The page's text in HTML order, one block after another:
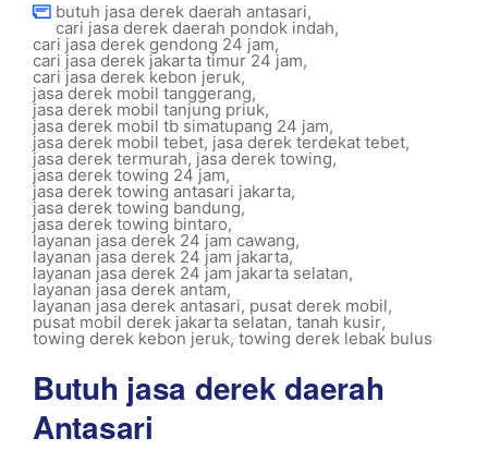
butuh jasa derek daerah antasari,
cari jasa derek daerah pondok indah,
cari jasa derek gendong 24 jam,
cari jasa derek jakarta timur 24 jam,
cari jasa derek kebon jeruk,
jasa derek mobil tanggerang,
jasa derek mobil tanjung priuk,
jasa derek mobil tb simatupang 24 jam,
jasa derek mobil tebet, jasa derek terdekat tebet,
jasa derek termurah, jasa derek towing,
jasa derek towing 24 jam,
jasa derek towing antasari jakarta,
jasa derek towing bandung,
jasa derek towing bintaro,
layanan jasa derek 24 jam cawang,
layanan jasa derek 24 jam jakarta,
layanan jasa derek 24 jam jakarta selatan,
layanan jasa derek antam,
layanan jasa derek antasari, pusat derek mobil,
pusat mobil derek jakarta selatan, tanah kusir,
towing derek kebon jeruk, towing derek lebak bulus
Butuh jasa derek daerah
Antasari